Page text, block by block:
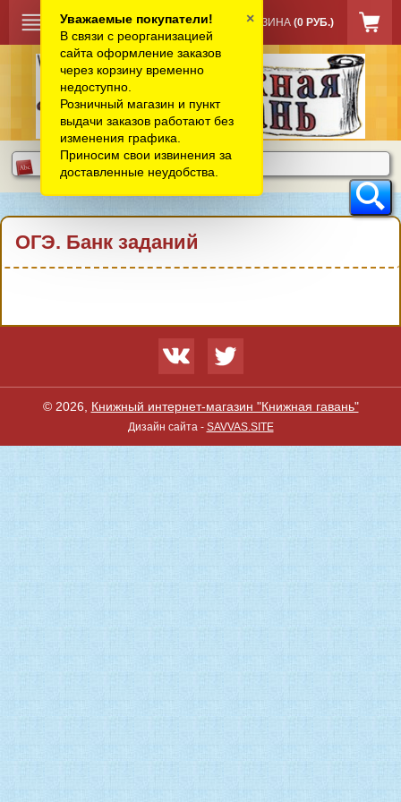
КОРЗИНА (0 РУБ.)
ОГЭ. Банк заданий
© 2026, Книжный интернет-магазин "Книжная гавань"
Дизайн сайта - SAVVAS.SITE
Уважаемые покупатели!
В связи с реорганизацией
сайта оформление заказов
через корзину временно
недоступно.
Розничный магазин и пункт
выдачи заказов работают без
изменения графика.
Приносим свои извинения за
доставленные неудобства.
×